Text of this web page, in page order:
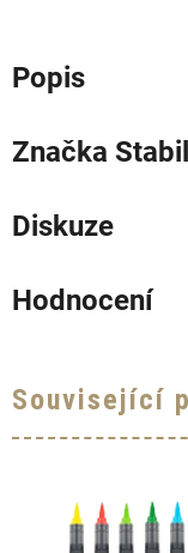
Popis
Značka
Diskuze
Hodnocení
Související